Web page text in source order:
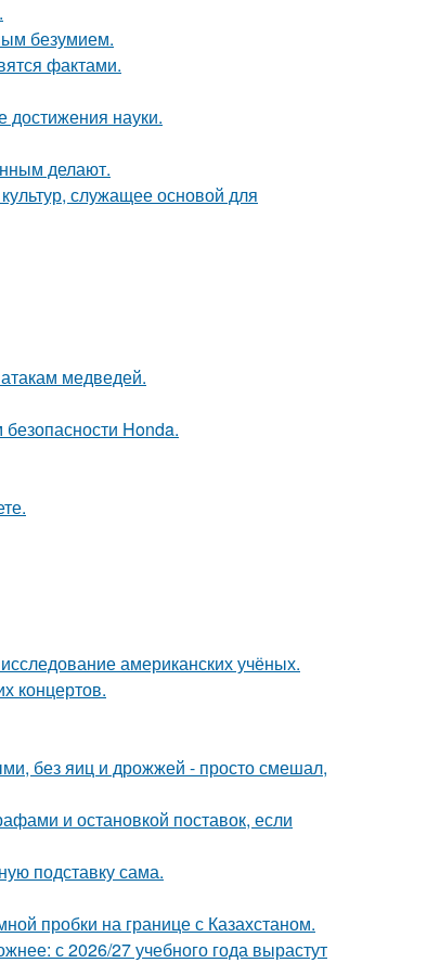
безумием.
фактами.
достижения науки.
делают.
служащее основой для
медведей.
Honda.
американских учёных.
концертов.
без яиц и дрожжей - просто смешал,
и остановкой поставок, если
подставку сама.
пробки на границе с Казахстаном.
с 2026/27 учебного года вырастут